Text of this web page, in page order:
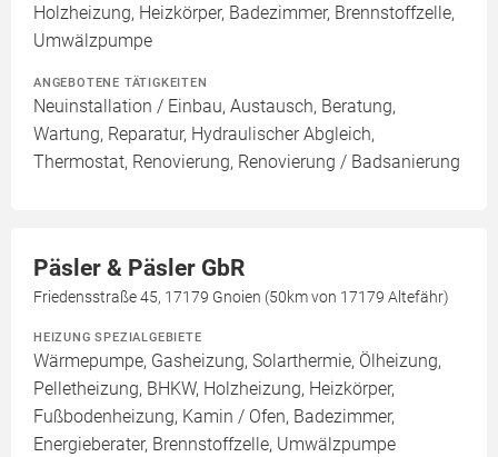
Holzheizung, Heizkörper, Badezimmer, Brennstoffzelle,
Umwälzpumpe
ANGEBOTENE TÄTIGKEITEN
Neuinstallation / Einbau, Austausch, Beratung,
Wartung, Reparatur, Hydraulischer Abgleich,
Thermostat, Renovierung, Renovierung / Badsanierung
Päsler & Päsler GbR
Friedensstraße 45, 17179 Gnoien (50km von 17179 Altefähr)
HEIZUNG SPEZIALGEBIETE
Wärmepumpe, Gasheizung, Solarthermie, Ölheizung,
Pelletheizung, BHKW, Holzheizung, Heizkörper,
Fußbodenheizung, Kamin / Ofen, Badezimmer,
Energieberater, Brennstoffzelle, Umwälzpumpe